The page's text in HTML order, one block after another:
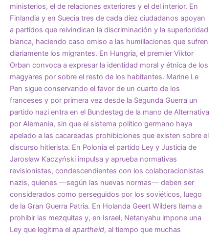
ministerios, el de relaciones exteriores y el del interior. En
Finlandia y en Suecia tres de cada diez ciudadanos apoyan
a partidos que reivindican la discriminación y la superioridad
blanca, haciendo caso omiso a las humillaciones que sufren
diariamente los migrantes. En Hungría, el premier Viktor
Orban convoca a expresar la identidad moral y étnica de los
magyares por sobre el resto de los habitantes. Marine Le
Pen sigue conservando el favor de un cuarto de los
franceses y por primera vez desde la Segunda Guerra un
partido nazi entra en el Bundestag de la mano de Alternativa
por Alemania, sin que el sistema político germano haya
apelado a las cacareadas prohibiciones que existen sobre el
discurso hitlerista. En Polonia el partido Ley y Justicia de
Jarosław Kaczyński impulsa y aprueba normativas
revisionistas, condescendientes con los colaboracionistas
nazis, quienes —según las nuevas normas— deben ser
considerados como perseguidos por los soviéticos, luego
de la Gran Guerra Patria. En Holanda Geert Wilders llama a
prohibir las mezquitas y, en Israel, Netanyahu impone una
Ley que legitima el apartheid, al tiempo que muchas